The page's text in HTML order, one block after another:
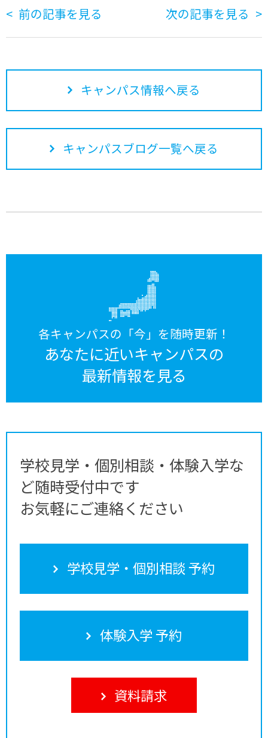
前の記事を見る 次の記事を見る
キャンパス情報へ戻る
キャンパスブログ一覧へ戻る
各キャンパスの「今」を随時更新！
あなたに近いキャンパスの
最新情報を見る
学校見学・個別相談・体験入学な
ど随時受付中です
お気軽にご連絡ください
学校見学・個別相談 予約
体験入学 予約
資料請求